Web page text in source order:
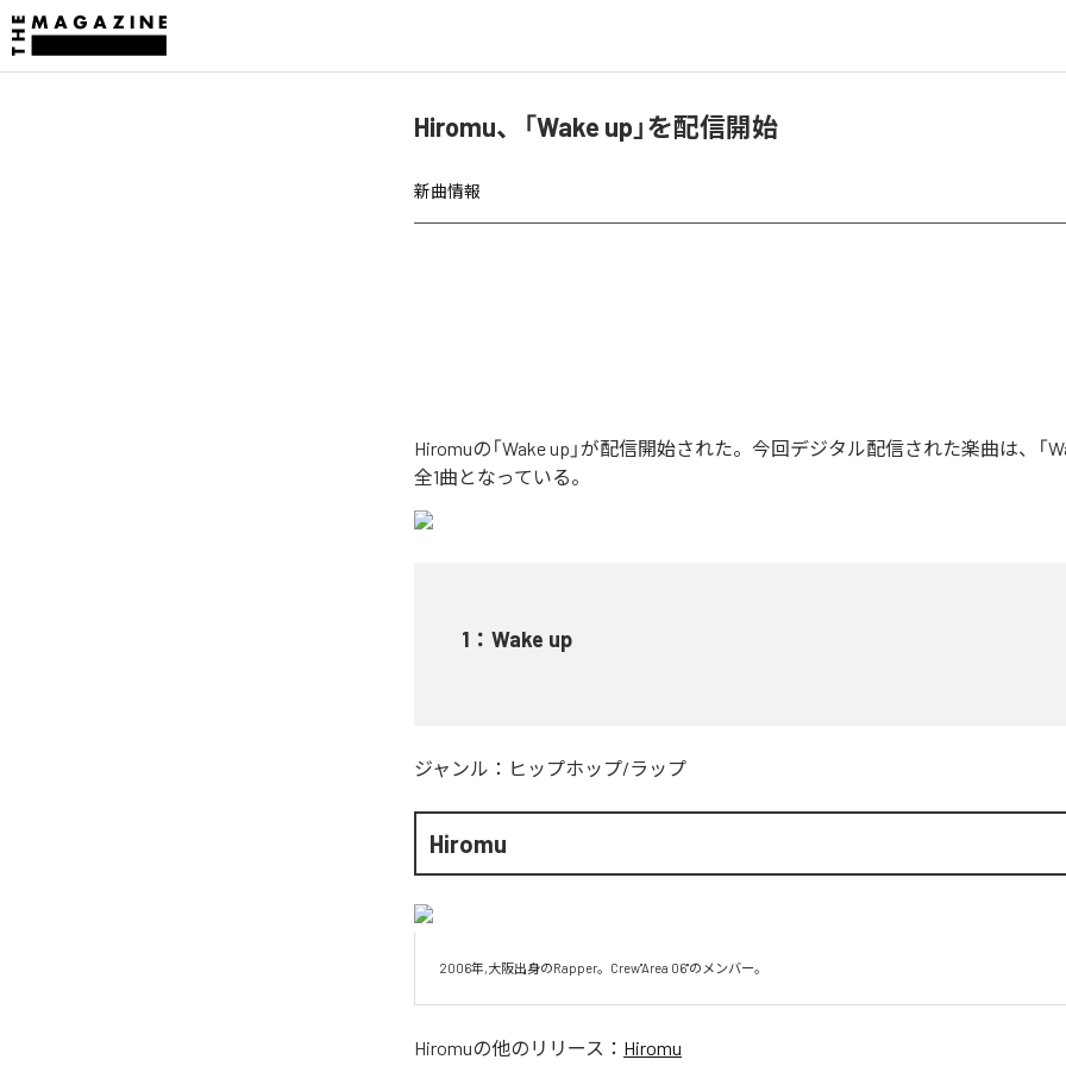
Hiromu、「Wake up」を配信開始
新曲情報
Hiromuの「Wake up」が配信開始された。今回デジタル配信された楽曲は、「
全1曲となっている。
1 ： Wake up
ジャンル： ヒップホップ/ラップ
Hiromu
2006年,大阪出身のRapper。Crew"Area 06"のメンバー。
Hiromuの他のリリース： Hiromu